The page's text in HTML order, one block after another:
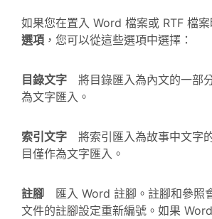
如果您在置入 Word 檔案或 RTF 檔
選項 ，您可以從這些選項中選擇：
目錄文字
將目錄匯入為內文的一部
為文字匯入。
索引文字
將索引匯入為故事中文字
目僅作為文字匯入。
註腳
匯入 Word 註腳。註腳和參照
文件的註腳設定重新編號。如果